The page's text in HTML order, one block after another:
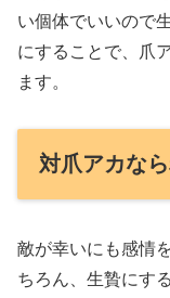
い個体でいいので
にすることで、爪
ます。
対爪アカな
敵が幸いにも感情
ちろん、生贄にす